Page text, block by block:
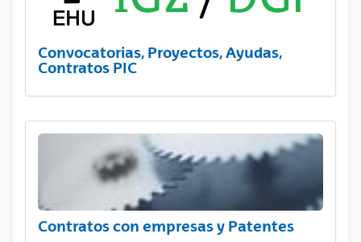
Convocatorias, Proyectos, Ayudas,
Contratos PIC
Contratos con empresas y Patentes